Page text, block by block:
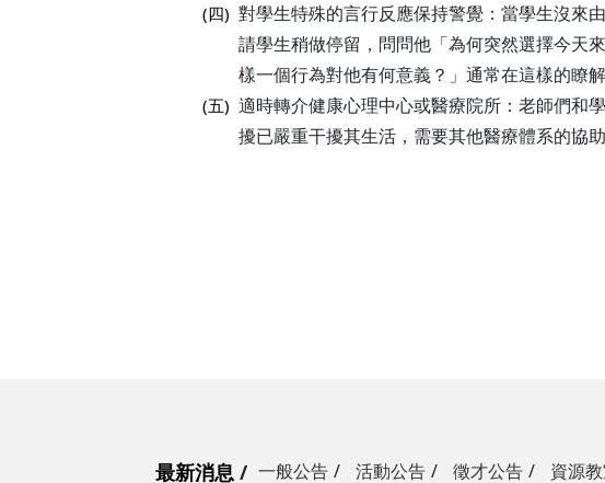
(四) 對學生特殊的言行反應保持警覺：當學生沒來
請學生稍做停留，問問他「為何突然選擇今天
樣一個行為對他有何意義？」通常在這樣的瞭
(五) 適時轉介健康心理中心或醫療院所：老師們和
擾已嚴重干擾其生活，需要其他醫療體系的協
最新消息 一般公告 活動公告 徵才公告 資源